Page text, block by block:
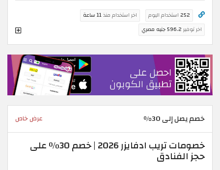
252 استخدام اليوم اخر استخدام منذ11 ساعة
اخر توفير 596.2 جنيه مصري
خصم يصل إلى 30% عرض خاص
خصومات تريب ادفايزر 2026 | خصم 30٪ على
حجز الفنادق